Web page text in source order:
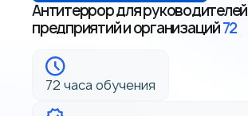
Антитеррор для руководителей
предприятий и организаций72
72 часа обучения